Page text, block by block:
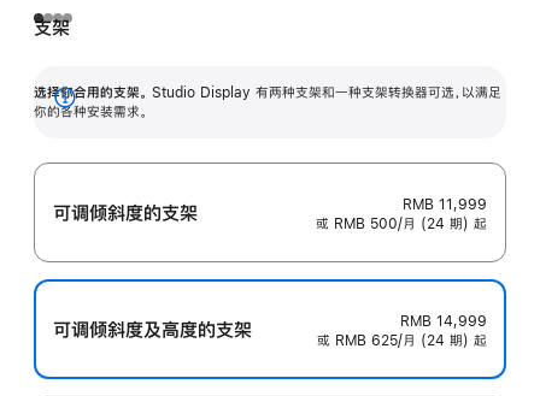
支架
选择你合用的支架。 Studio Display 有两种支架和一种支架转换器可选，以满足
你的各种安装需求。
展
可调倾斜度的支架
RMB 11,999
或 RMB 500/月 (24 期) 起
可调倾斜度及高‍度的支‍架
RMB 14,999
或 RMB 625/月 (24 期) 起